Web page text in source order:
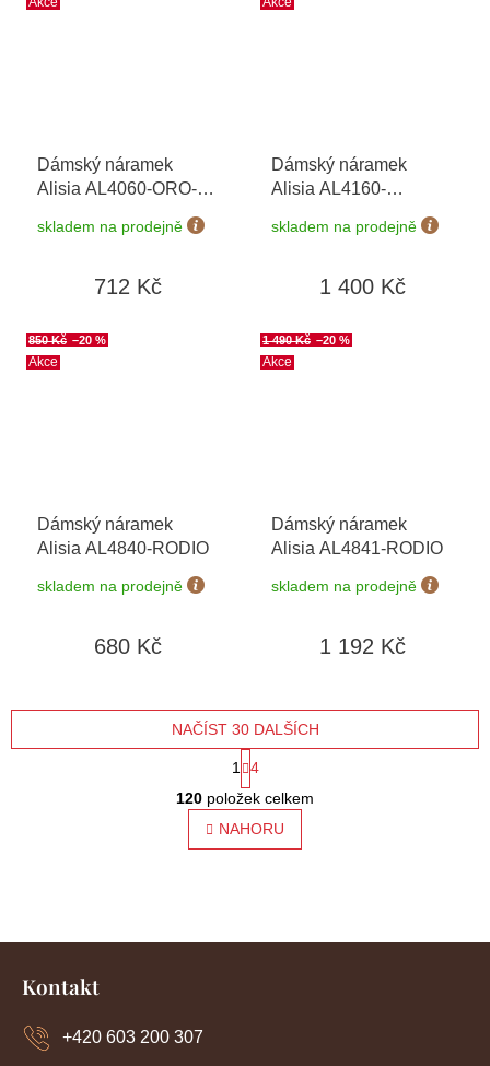
Dámský náramek
Alisia AL4060-ORO-
skladem na prodejně
712 Kč
Dámský náramek
Alisia AL4160-
QUARZOROSA
skladem na prodejně
1 400 Kč
Akce
850 Kč –20 %
Dámský náramek
Alisia AL4840-RODIO
skladem na prodejně
680 Kč
Akce
1 490 Kč –20 %
Dámský náramek
Alisia AL4841-RODIO
skladem na prodejně
1 192 Kč
O
v
l
á
NAČÍST 30 DALŠÍCH
S
t
r
k
1
4
120 položek celkem
NAHORU
Z
Kontakt
+420 603 200 307